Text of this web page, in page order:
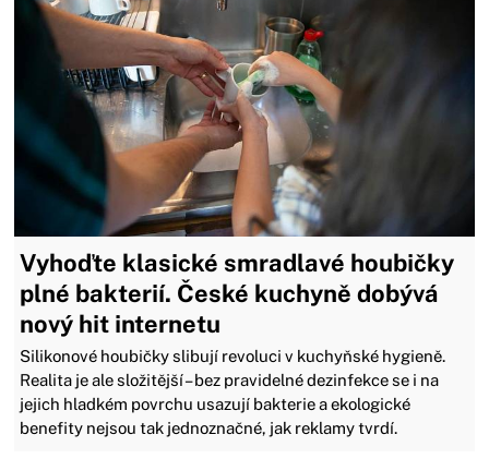
Vyhoďte klasické smradlavé houbičky
plné bakterií. České kuchyně dobývá
nový hit internetu
Silikonové houbičky slibují revoluci v kuchyňské hygieně.
Realita je ale složitější – bez pravidelné dezinfekce se i na
jejich hladkém povrchu usazují bakterie a ekologické
benefity nejsou tak jednoznačné, jak reklamy tvrdí.